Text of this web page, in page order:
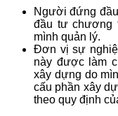
Người đứng
đầu tư chương
mình quản lý.
Đơn vị sự
này được làm
xây dựng do
cấu phần xây
theo quy định